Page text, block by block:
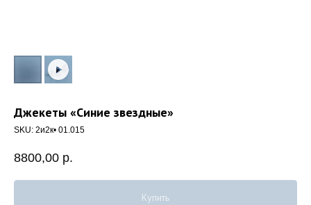
Джекеты «Синие звездные»
SKU: 2и2к• 01.015
8800,00 р.
Купить